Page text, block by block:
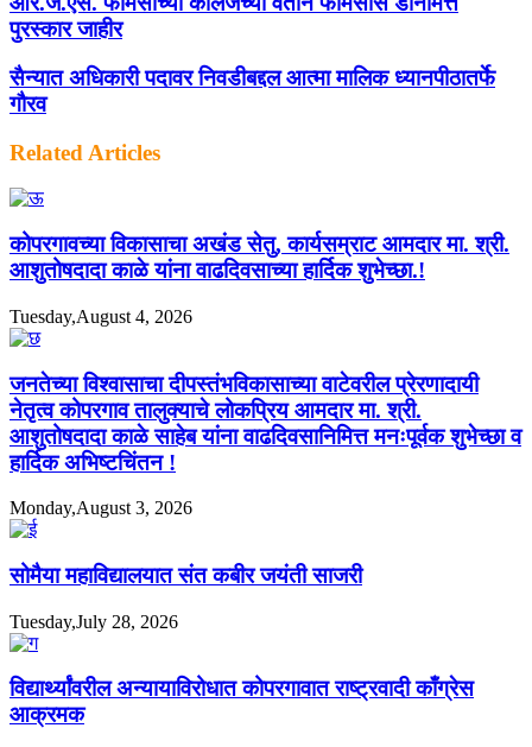
पुरस्कार जाहीर
सैन्यात अधिकारी पदावर निवडीबद्दल आत्मा मालिक ध्यानपीठातर्फे
गौरव
Related Articles
कोपरगावच्या विकासाचा अखंड सेतु, कार्यसम्राट आमदार मा. श्री.
आशुतोषदादा काळे यांना वाढदिवसाच्या हार्दिक शुभेच्छा.!
Tuesday,August 4, 2026
जनतेच्या विश्वासाचा दीपस्तंभविकासाच्या वाटेवरील प्रेरणादायी
नेतृत्व कोपरगाव तालुक्याचे लोकप्रिय आमदार मा. श्री.
आशुतोषदादा काळे साहेब यांना वाढदिवसानिमित्त मनःपूर्वक शुभेच्छा व
हार्दिक अभिष्टचिंतन !
Monday,August 3, 2026
सोमैया महाविद्यालयात संत कबीर जयंती साजरी
Tuesday,July 28, 2026
विद्यार्थ्यांवरील अन्यायाविरोधात कोपरगावात राष्ट्रवादी काँग्रेस
आक्रमक